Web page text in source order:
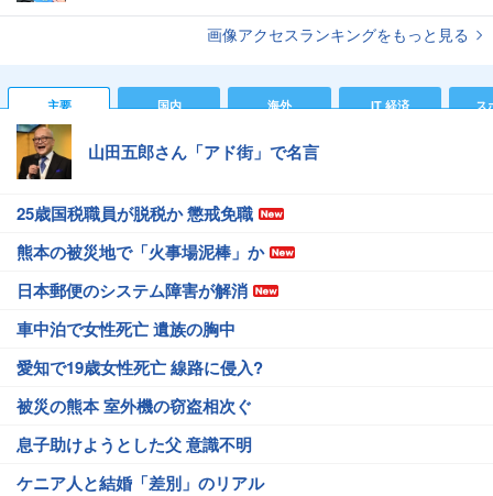
画像アクセスランキングをもっと見る
主要 国内 海外 IT 経済 ス
山田五郎さん「アド街」で名言
25歳国税職員が脱税か 懲戒免職
熊本の被災地で「火事場泥棒」か
日本郵便のシステム障害が解消
車中泊で女性死亡 遺族の胸中
愛知で19歳女性死亡 線路に侵入?
被災の熊本 室外機の窃盗相次ぐ
息子助けようとした父 意識不明
ケニア人と結婚「差別」のリアル